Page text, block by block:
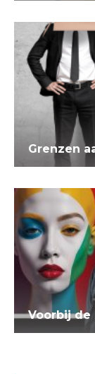
Grenzen
Voorbij de